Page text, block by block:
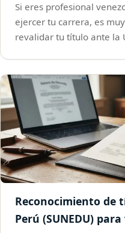
Si eres profesional
ejercer tu carrera, es
revalidar tu título ante la
Reconocimiento de
Perú (SUNEDU)